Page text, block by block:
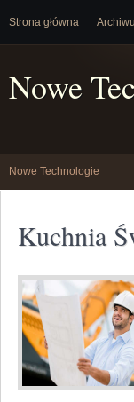
Strona główna
Nowe
Nowe Technologie
Kuchnia